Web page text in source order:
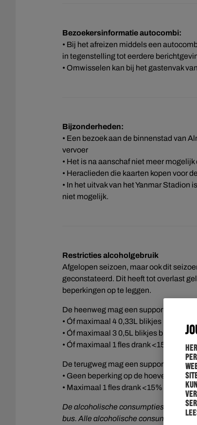
Bezoekersinformatie autocombi:
• Bij het afreizen middels een
in tegenstelling tot eerdere
• Omwisselen kan bij het gastenvak
Bijzonderheden:
• Een bezoek aan de binnenstad van
vervoer
• Het is na aanschaf niet meer
• Heraclieden die kaarten kopen voor
• In het uitvak van het Yanmar
niet mogelijk.
Restricties alcoholgebruik
Afgelopen seizoen, maar ook dit
geconstateerd. Dit heeft tot overlast
beperkingen op te leggen.
De heenweg mag een supporter per
• Óf maximaal 4 0,33L blikjes bier
• Óf maximaal 3 0,5L blikjes bier
• Óf maximaal 1 fles drank <15%
De terugweg mag een supporter per
• Geen beperking op de hoeveelheid
• Maximaal 1 fles drank <15%
De alcoholische consumpties die zijn
bus. Alle alcoholische consumpties